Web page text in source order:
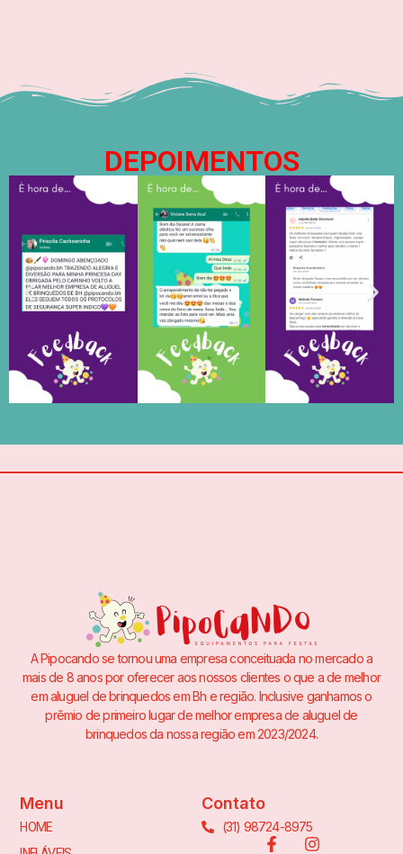
DEPOIMENTOS
A Pipocando se tornou uma empresa conceituada no mercado a
mais de 8 anos por oferecer aos nossos clientes o que a de melhor
em aluguel de brinquedos em Bh e região. Inclusive ganhamos o
prêmio de primeiro lugar de melhor empresa de aluguel de
brinquedos da nossa região em 2023/2024.
Menu
HOME
Contato
(31) 98724-8975